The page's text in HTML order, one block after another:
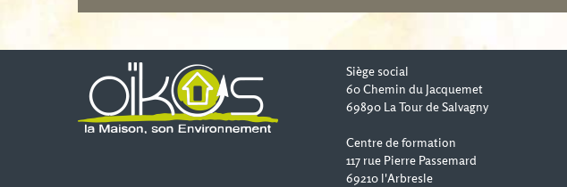
Siège social
60 Chemin du Jacquemet
69890 La Tour de Salvagny
Centre de formation
117 rue Pierre Passemard
69210 l'Arbresle